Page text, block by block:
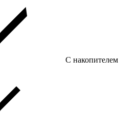
С накопителем